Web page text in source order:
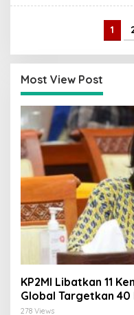
1
Most View Post
KP2MI Libatkan 11
Global Targetkan 40
278 Views